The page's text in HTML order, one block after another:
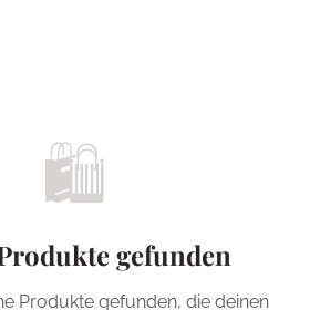
🛍️
gefunden
Produkte gefunden, die deinen